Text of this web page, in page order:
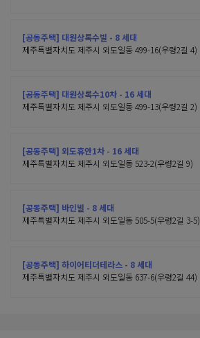
[공동주택] 대원상록수빌 - 8 세대
제주특별자치도 제주시 외도일동 499-16(우령2길 4)
[공동주택] 대원상록수10차 - 16 세대
제주특별자치도 제주시 외도일동 499-13(우령2길 2)
[공동주택] 외도휴안1차 - 16 세대
제주특별자치도 제주시 외도일동 523-2(우령2길 9)
[공동주택] 바인빌 - 8 세대
제주특별자치도 제주시 외도일동 505-5(우령2길 3-5)
[공동주택] 하이어티더테라스 - 8 세대
제주특별자치도 제주시 외도일동 637-6(우령2길 44)